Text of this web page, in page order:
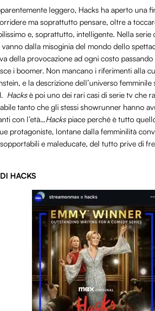
leggero, Hacks ha aperto una
ma soprattutto pensare, oltre a
e, soprattutto, intelligente. Nella serie
dalla misoginia del mondo dello
della provocazione ad ogni costo
i boomer. Non mancano i riferimenti alla
e la descrizione dell’universo
Hacks è poi uno dei rari casi di serie tv che
tanto che gli stessi showrunner hanno
con l’età…Hacks piace perché è tutto
protagoniste, lontane dalla femminilità
e maleducate, del tutto prive di
HACKS